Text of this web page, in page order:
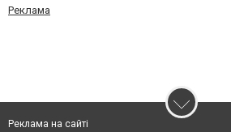
Реклама
Реклама на сайті